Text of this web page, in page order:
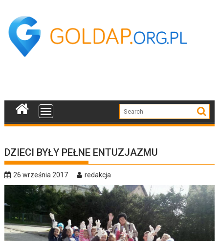
content
DZIECI BYŁY PEŁNE ENTUZJAZMU
26 września 2017 redakcja